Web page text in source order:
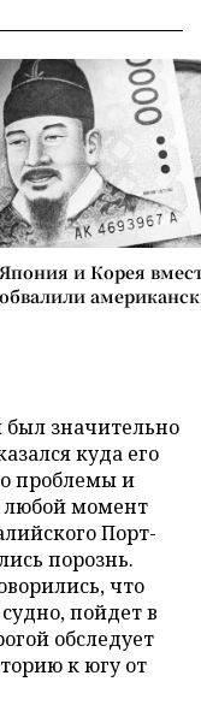
Япония и Корея
обвалили
значительно
куда его
проблемы и
любой момент
Порт-
порознь.
что
пойдет в
обследует
к югу от